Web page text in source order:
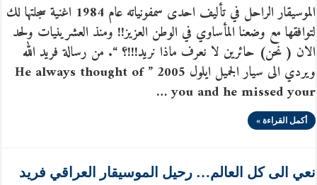
الموسيقار الراحل في تأليف احدى سمفونياته عام 1984 اغنية سجلتها لك
لتوافقها مع وضعنا المأساوي في الوطن العزيز!! ومنذ العشرينيات ولحد
الان ( نحن) حائرين لا نعرف ماذا نريد!!!؟ “. من رسالة فريد الله
ويردي الى سيار الجميل ايلول 2005 ” He always thought of
you and he missed your …
أكمل القراءة »
نعي الى كل العالم… رحيل الموسيقار العراقي فريد